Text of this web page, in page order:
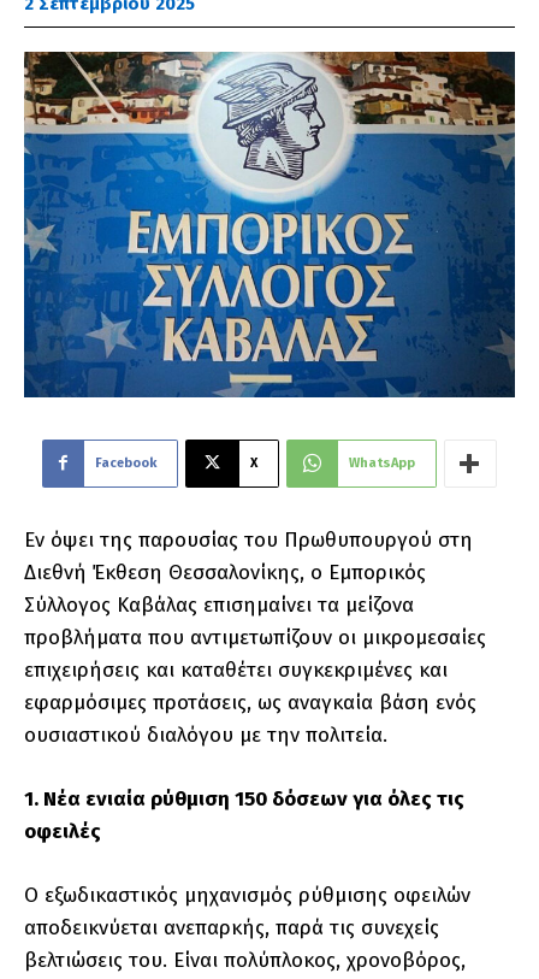
Facebook X WhatsApp
Εν όψει της παρουσίας του Πρωθυπουργού στη
Διεθνή Έκθεση Θεσσαλονίκης, ο Εμπορικός
Σύλλογος Καβάλας επισημαίνει τα μείζονα
προβλήματα που αντιμετωπίζουν οι μικρομεσαίες
επιχειρήσεις και καταθέτει συγκεκριμένες και
εφαρμόσιμες προτάσεις, ως αναγκαία βάση ενός
ουσιαστικού διαλόγου με την πολιτεία.
1. Νέα ενιαία ρύθμιση 150 δόσεων για όλες τις
οφειλές
Ο εξωδικαστικός μηχανισμός ρύθμισης οφειλών
αποδεικνύεται ανεπαρκής, παρά τις συνεχείς
βελτιώσεις του. Είναι πολύπλοκος, χρονοβόρος,